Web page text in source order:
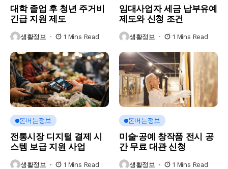
대학 졸업 후 청년 주거비
긴급 지원 제도
생활정보 1 Mins Read
임대사업자 세금 납부유예
제도와 신청 조건
생활정보 1 Mins Read
돈버는정보
전통시장 디지털 결제 시
스템 보급 지원 사업
생활정보 1 Mins Read
돈버는정보
미술·공예 창작품 전시 공
간 무료 대관 신청
생활정보 1 Mins Read